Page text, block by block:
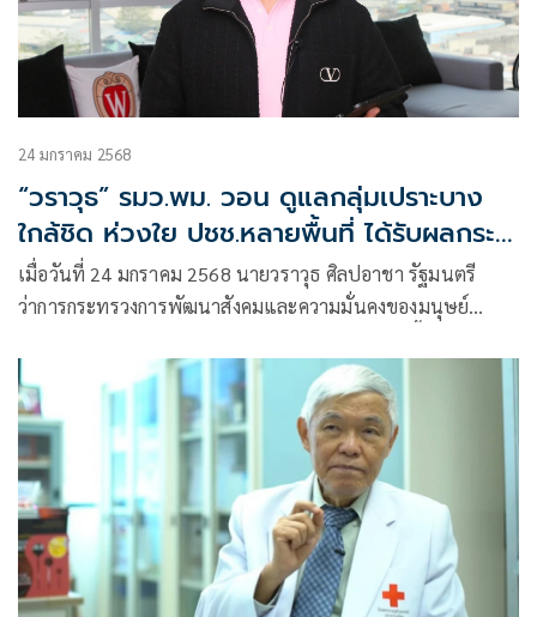
24 มกราคม 2568
“วราวุธ” รมว.พม. วอน ดูแลกลุ่มเปราะบาง
ใกล้ชิด ห่วงใย ปชช.หลายพื้นที่ ได้รับผลกระ
ทบ PM2.5
เมื่อวันที่ 24 มกราคม 2568 นายวราวุธ ศิลปอาชา รัฐมนตรี
ว่าการกระทรวงการพัฒนาสังคมและความมั่นคงของมนุษย์
สถานการณ์ฝุ่น PM 2.5 ที่เกิดขึ้นในประเทศไทยหลายพื้นที่ โดย
เฉพาะเขตกรุงเทพมหานคร